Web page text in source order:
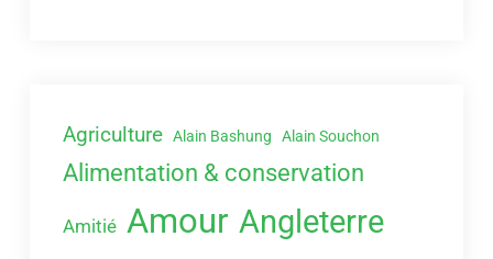
Agriculture Alain Bashung Alain Souchon
Alimentation & conservation
Amitié Amour Angleterre